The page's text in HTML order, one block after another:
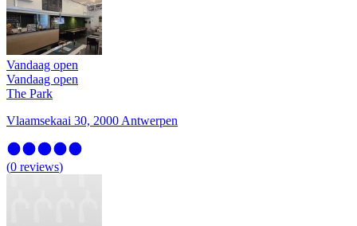
Vandaag open
Vandaag open
The Park
Vlaamsekaai 30, 2000 Antwerpen
(0 reviews)